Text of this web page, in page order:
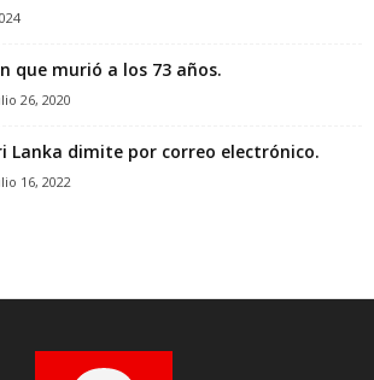
que murió a los 73 años.
26, 2020
Lanka dimite por correo electrónico.
16, 2022